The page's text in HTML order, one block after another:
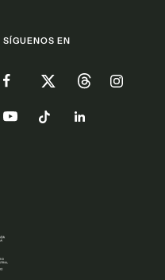
SÍGUENOS EN